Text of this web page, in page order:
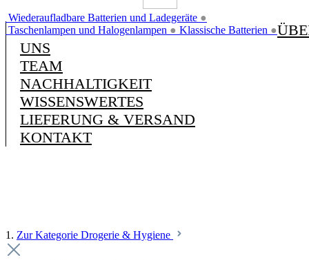
Wiederaufladbare Batterien und Ladegeräte ●
Taschenlampen und Halogenlampen ● Klassische Batterien ●
UNS
TEAM
NACHHALTIGKEIT
WISSENSWERTES
LIEFERUNG & VERSAND
KONTAKT
1. Zur Kategorie Drogerie & Hygiene